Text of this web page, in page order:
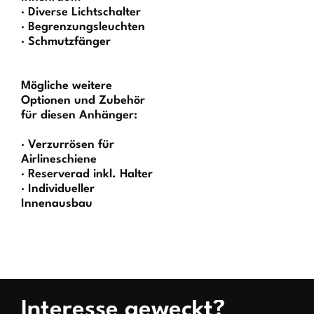
· Diverse Lichtschalter
· Begrenzungsleuchten
· Schmutzfänger
Mögliche weitere
Optionen und Zubehör
für diesen Anhänger:
· Verzurrösen für
Airlineschiene
· Reserverad inkl. Halter
· Individueller
Innenausbau